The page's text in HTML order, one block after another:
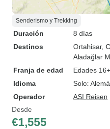
Senderismo y Trekking
Duración
8 días
Destinos
Ortahisar,
Aladağlar
Franja de edad
Edades 16+
Idioma
Solo:
Operador
ASI Reisen
Desde
€1,555